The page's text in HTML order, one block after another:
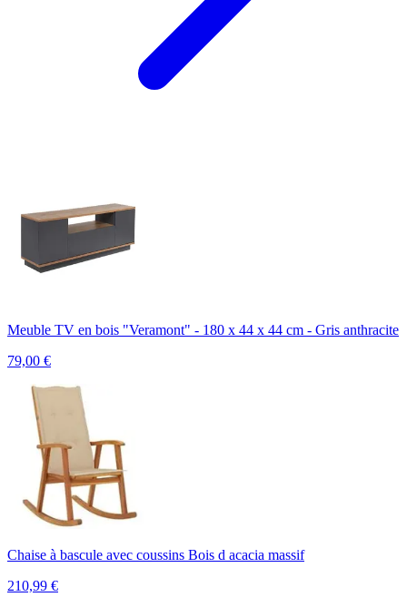
Meuble TV en bois "Veramont" - 180 x 44 x 44 cm - Gris anthracite
79,00 €
Chaise à bascule avec coussins Bois d acacia massif
210,99 €